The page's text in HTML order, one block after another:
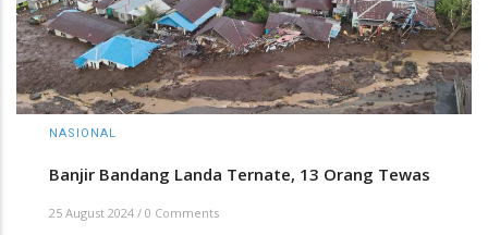
NASIONAL
Banjir Bandang Landa Ternate, 13 Orang Tewas
25 August 2024 / 0 Comments